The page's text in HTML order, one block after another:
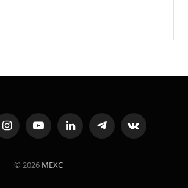
InstagramYouTubeLinkedInTelegramVKontakte
© 2026 MEXC